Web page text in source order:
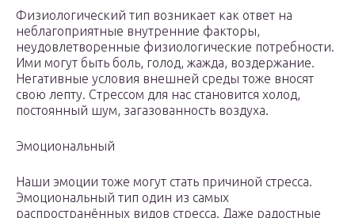
Физиологический тип возникает как ответ на
неблагоприятные внутренние факторы,
неудовлетворенные физиологические потребности.
Ими могут быть боль, голод, жажда, воздержание.
Негативные условия внешней среды тоже вносят
свою лепту. Стрессом для нас становится холод,
постоянный шум, загазованность воздуха.
Эмоциональный
Наши эмоции тоже могут стать причиной стресса.
Эмоциональный тип один из самых
распространённых видов стресса. Даже радостные